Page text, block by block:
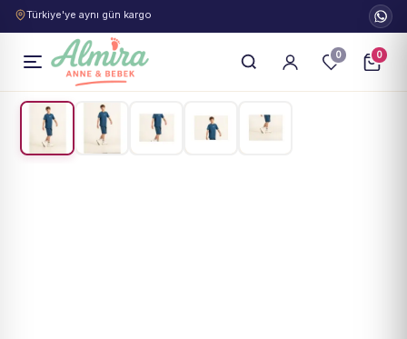
Türkiye'ye aynı gün kargo
0 0
1/5